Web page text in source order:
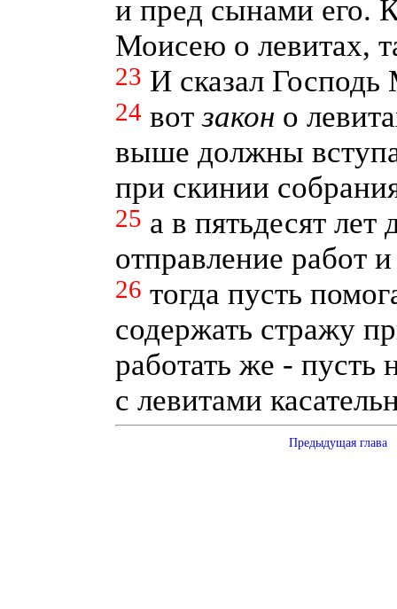
и пред сынами его.
Моисею о левитах,
23 И сказал
24 вотзакон о
выше должны
при скинии
25 а в пятьдесят
отправление работ
26 тогда пусть
содержать стражу
работать же - пусть
с левитами
Предыдущая глава